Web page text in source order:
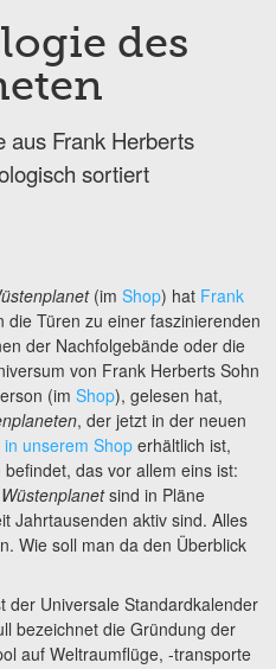
des
aus Frank Herberts
sortiert
(im Shop) hat Frank
die Türen zu einer faszinierenden
der Nachfolgebände oder die
von Frank Herberts Sohn
(im Shop), gelesen hat,
, der jetzt in der neuen
in unserem Shop erhältlich ist,
das vor allem eins ist:
Wüstenplanetsind in Pläne
Jahrtausenden aktiv sind. Alles
Wie soll man da den Überblick
der Universale Standardkalender
bezeichnet die Gründung der
auf Weltraumflüge, -transporte